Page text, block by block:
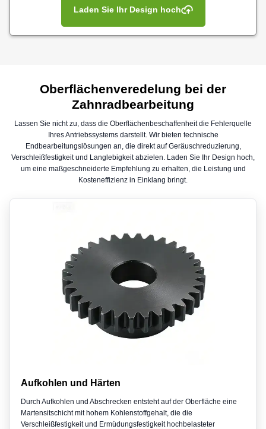
Laden Sie Ihr Design hoch
Oberflächenveredelung bei der
Zahnradbearbeitung
Lassen Sie nicht zu, dass die Oberflächenbeschaffenheit die Fehlerquelle
Ihres Antriebssystems darstellt. Wir bieten technische
Endbearbeitungslösungen an, die direkt auf Geräuschreduzierung,
Verschleißfestigkeit und Langlebigkeit abzielen. Laden Sie Ihr Design hoch,
um eine maßgeschneiderte Empfehlung zu erhalten, die Leistung und
Kosteneffizienz in Einklang bringt.
Aufkohlen und Härten
Durch Aufkohlen und Abschrecken entsteht auf der Oberfläche eine
Martensitschicht mit hohem Kohlenstoffgehalt, die die
Verschleißfestigkeit und Ermüdungsfestigkeit hochbelasteter